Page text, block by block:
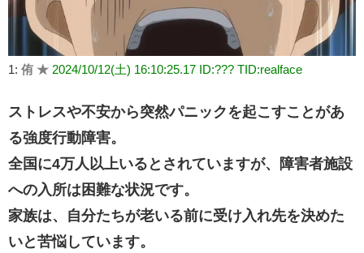
1: 侑 ★ 2024/10/12(土) 16:10:25.17 ID:??? TID:realface
ストレスや不安から突然パニックを起こすことがあ
る強度行動障害。
全国に4万人以上いるとされていますが、障害者施設
への入所は困難な状況です。
家族は、自分たちが老いる前に受け入れ先を決めた
いと苦悩しています。